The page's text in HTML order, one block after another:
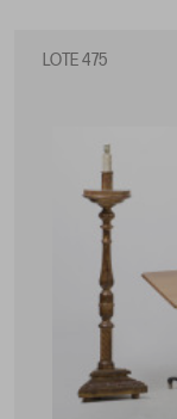
LOTE 475